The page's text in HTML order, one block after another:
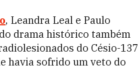
, Leandra Leal e Paulo
drama histórico também
do Césio-137
havia sofrido um veto do